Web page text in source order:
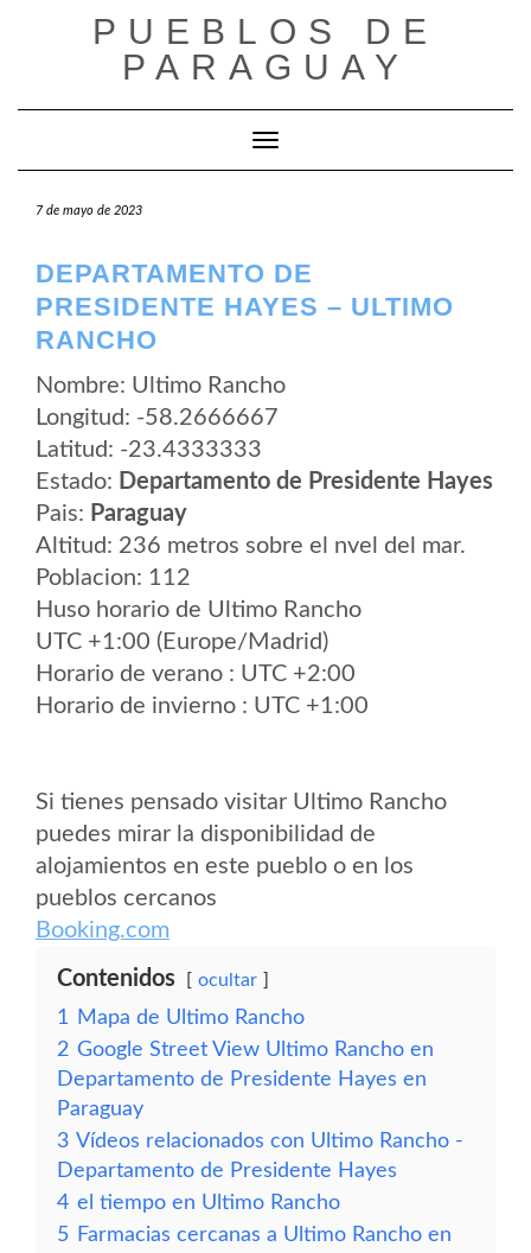
PUEBLOS DE
PARAGUAY
Cambiar modo de navegación
7 de mayo de 2023
DEPARTAMENTO DE
PRESIDENTE HAYES – ULTIMO
RANCHO
Nombre: Ultimo Rancho
Longitud: -58.2666667
Latitud: -23.4333333
Estado: Departamento de Presidente Hayes
Pais: Paraguay
Altitud: 236 metros sobre el nvel del mar.
Poblacion: 112
Huso horario de Ultimo Rancho
UTC +1:00 (Europe/Madrid)
Horario de verano : UTC +2:00
Horario de invierno : UTC +1:00
Si tienes pensado visitar Ultimo Rancho
puedes mirar la disponibilidad de
alojamientos en este pueblo o en los
pueblos cercanos
Booking.com
Contenidos ocultar
1
Mapa de Ultimo Rancho
2 Google Street View Ultimo Rancho en
Departamento de Presidente Hayes en
Paraguay
3 Vídeos relacionados con Ultimo Rancho -
Departamento de Presidente Hayes
4 el tiempo en Ultimo Rancho
5 Farmacias cercanas a Ultimo Rancho en